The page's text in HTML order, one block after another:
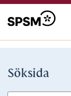
Söksida